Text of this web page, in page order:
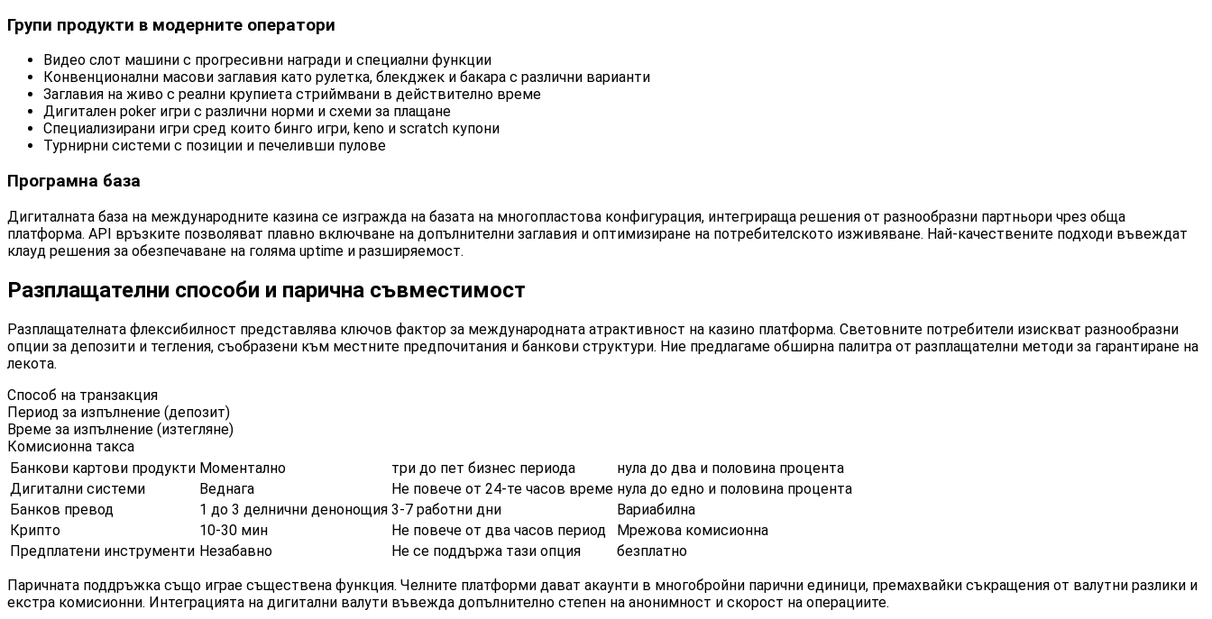
Групи продукти в модерните оператори
Видео слот машини с прогресивни награди и специални функции
Конвенционални масови заглавия като рулетка, блекджек и бакара с различни варианти
Заглавия на живо с реални крупиета стриймвани в действително време
Дигитален poker игри с различни норми и схеми за плащане
Специализирани игри сред които бинго игри, keno и scratch купони
Турнирни системи с позиции и печеливши пулове
Програмна база
Дигиталната база на международните казина се изгражда на базата на многопластова конфигурация, интегрираща решения от разнообразни партньори чрез обща
платформа. API връзките позволяват плавно включване на допълнителни заглавия и оптимизиране на потребителското изживяване. Най-качествените подходи въвеждат
клауд решения за обезпечаване на голяма uptime и разширяемост.
Разплащателни способи и парична съвместимост
Разплащателната флексибилност представлява ключов фактор за международната атрактивност на казино платформа. Световните потребители изискват разнообразни
опции за депозити и тегления, съобразени към местните предпочитания и банкови структури. Ние предлагаме обширна палитра от разплащателни методи за гарантиране на
лекота.
Способ на транзакция
Период за изпълнение (депозит)
Време за изпълнение (изтегляне)
Комисионна такса
Банкови картови продукти Моментално три до пет бизнес периода
нула до два и половина процента
Дигитални системи
Веднага Не повече от 24-те часов време нула до едно и половина процента
Банков превод
1 до 3 делнични денонощия 3-7 работни дни
Вариабилна
Крипто
10-30 мин Не повече от два часов период
Мрежова комисионна
Предплатени инструменти Незабавно Не се поддържа тази опция
безплатно
Паричната поддръжка също играе съществена функция. Челните платформи дават акаунти в многобройни парични единици, премахвайки съкращения от валутни разлики и
екстра комисионни. Интеграцията на дигитални валути въвежда допълнително степен на анонимност и скорост на операциите.